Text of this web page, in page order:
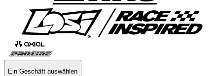
Ein Geschäft auswählen